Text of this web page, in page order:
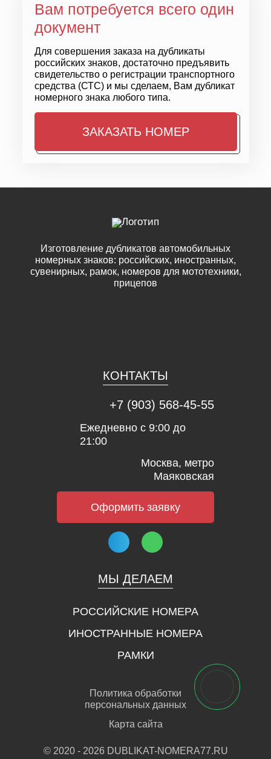
Вам потребуется всего один
документ
Для совершения заказа на дубликаты
российских знаков, достаточно предъявить
свидетельство о регистрации транспортного
средства (СТС)и мы сделаем, Вам дубликат
номерного знака любого типа.
ЗАКАЗАТЬ НОМЕР
Изготовление дубликатов автомобильных
номерных знаков: российских, иностранных,
сувенирных, рамок, номеров для мототехники,
прицепов
МЫ ДЕЛАЕМ
РОССИЙСКИЕ НОМЕРА
ИНОСТРАННЫЕ НОМЕРА
РАМКИ
Политика обработки
персональных данных
Карта сайта
© 2020 - 2026 DUBLIKAT-NOMERA77.RU
КОНТАКТЫ
+7 (903) 568-45-55
Ежедневно с 9:00 до
21:00
Москва, метро
Маяковская
Оформить заявку